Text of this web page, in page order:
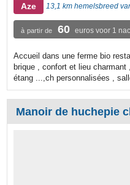
Aze 13,1 km hemelsbreed
à partir de 60 euros voor 1
Accueil dans une ferme bio
brique , confort et lieu charmant
étang ...,ch personnalisées ,